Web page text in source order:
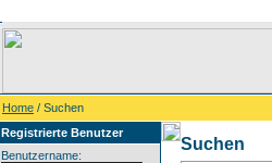
Home / Suchen
Registrierte Benutzer
Benutzername:
Suchen